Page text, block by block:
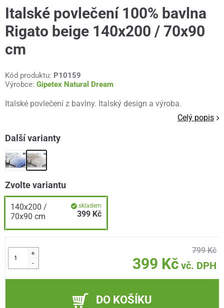
Italské povlečení 100% bavlna
Rigato beige 140x200 / 70x90
cm
Kód produktu: P10159
Výrobce: Gipetex Natural Dream
Italské povlečení z bavlny. Italský design a výroba.
Celý popis
Další varianty
Zvolte variantu
140x200 /
70x90 cm
skladem
399 Kč
+
-
799 Kč
399 Kč vč. DPH
DO KOŠÍKU